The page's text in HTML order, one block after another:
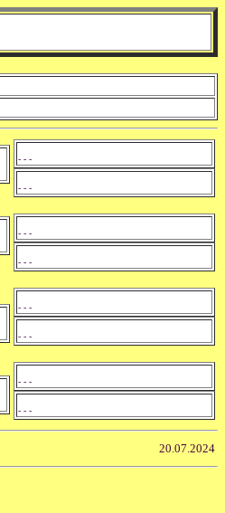
- - -
- - -
- - -
- - -
- - -
- - -
- - -
- - -
20.07.2024